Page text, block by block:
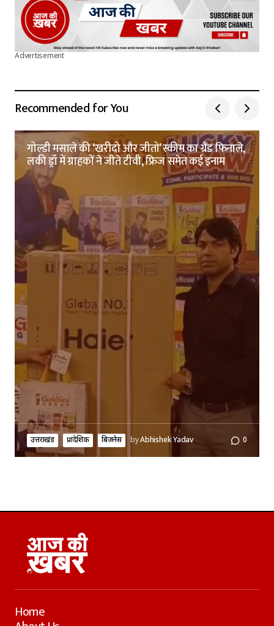
Advertisement
Recommended for You
गोल्डी मसाले की ‘खरीदो और जीतो’ स्कीम का ग्रैंड फिनाले,
लकी ड्रॉ में ग्राहकों ने जीते टीवी, फ्रिज समेत कई इनाम
उत्तराखंड प्रादेशिक बिजनेस byAbhishek Yadav 0
Home